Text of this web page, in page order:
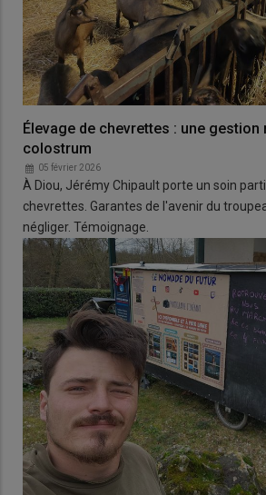
Élevage de chevrettes : une gestion
colostrum
05 février 2026
À Diou, Jérémy Chipault porte un soin
chevrettes. Garantes de l'avenir du
négliger. Témoignage.